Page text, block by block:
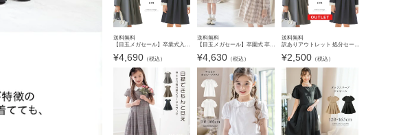
送料無料
【目玉メガセール】卒業式入学式女の子ワンピース 白襟が清楚な令嬢 ワンピース スカラップレース白襟長袖ワンピース きちんとワンピース 喪服 お受験 入学式 キッズ キャサリンコテージ TAK
¥4,690（税込）
送料無料
【目玉メガセール】卒園式 卒業式 女の子ワンピース 長袖 白襟チェック柄オケージョンワンピース ベージュ 水色 フォーマル 女子スーツ きちんとワンピース TAK
¥4,630 （税込）
送料無料
訳ありアウトレット 処分セール 白襟令嬢ワンピース【セール】入学式 卒業式 スーツ スカラップレース白襟長袖ワンピース 外せる襟 きちんとワンピース 喪服 お受験 キッズ 女の子 フォーマル キャサリ
¥2,500（税込）